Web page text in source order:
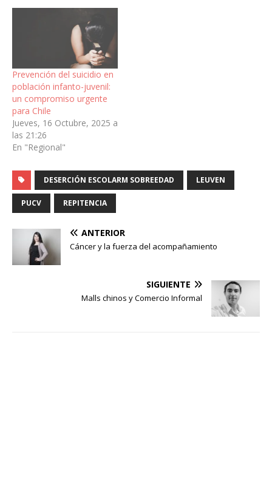
Prevención del suicidio en
población infanto-juvenil:
un compromiso urgente
para Chile
Jueves, 16 Octubre, 2025 a
las 21:26
En "Regional"
DESERCIÓN ESCOLARM SOBREEDAD LEUVEN
PUCV REPITENCIA
ANTERIOR
Cáncer y la fuerza del acompañamiento
SIGUIENTE
Malls chinos y Comercio Informal